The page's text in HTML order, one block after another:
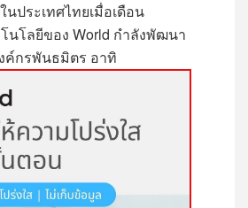
ประเทศไทยเมื่อเดือน
นโลยีของ World กำลังพัฒนา
ค์กรพันธมิตร อาทิ